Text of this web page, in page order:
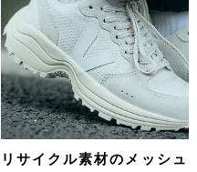
リサイクル素材のメッシュ